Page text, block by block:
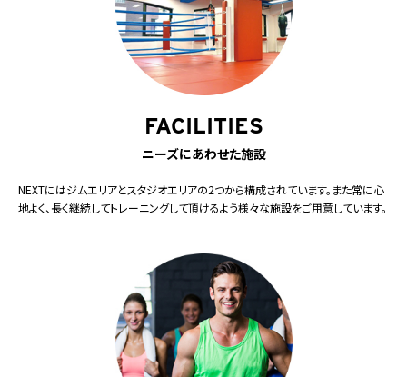
FACILITIES
ニーズにあわせた施設
NEXTにはジムエリアとスタジオエリアの2つから構成されています。また常に心
地よく、長く継続してトレーニングして頂けるよう様々な施設をご用意しています。